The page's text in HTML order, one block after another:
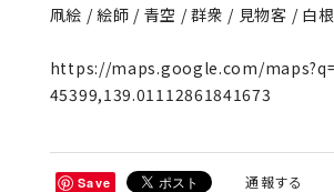
凧絵 / 絵師 / 青空 / 群衆 / 見物客 / 白
https://maps.google.com/
45399,139.01112861841673
Save 通報する